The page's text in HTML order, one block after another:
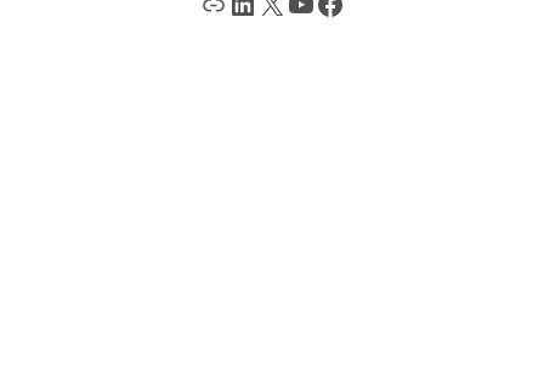
webLinkedIn
X YouTube
Facebook